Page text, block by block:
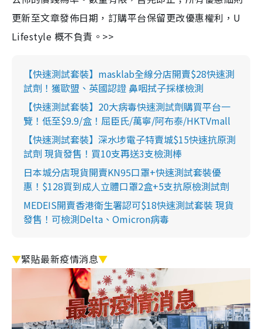
更新至文章發佈日期，訂購平台保留更改優惠權利，U
Lifestyle 概不負責。>>
【快速測試套裝】masklab全線分店開賣$28快速測
試劑！獲歐盟、英國認證 鼻咽拭子採樣檢測
【快速測試套裝】20大病毒快速測試劑購買平台一
覽！低至$9.9/盒！屈臣氏/萬寧/阿布泰/HKTVmall
【快速測試套裝】深水埗電子特賣城$15快速抗原測
試劑 現貨發售！買10支再送3支檢測棒
日本城分店現貨開賣KN95口罩+快速測試套裝優
惠！$128買到成人立體口罩2盒+5支抗原檢測試劑
MEDEIS開賣香港衛生署認可$18快速測試套裝 現貨
發售！可檢測Delta、Omicron病毒
▼緊貼最新疫情消息▼